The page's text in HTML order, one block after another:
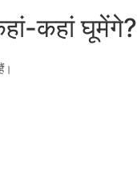
कहां घूमेंगे?